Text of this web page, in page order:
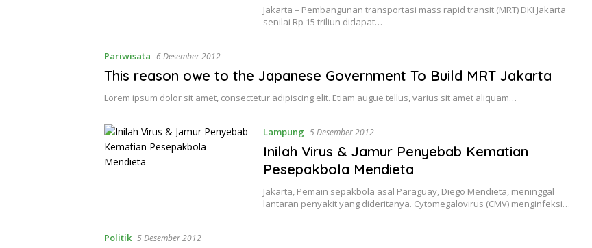
Jakarta – Pembangunan transportasi mass rapid transit (MRT) DKI Jakarta
senilai Rp 15 triliun didapat…
Pariwisata 6 Desember 2012
This reason owe to the Japanese Government To Build MRT Jakarta
Lorem ipsum dolor sit amet, consectetur adipiscing elit. Etiam augue tellus, varius sit amet aliquam…
Lampung 5 Desember 2012
Inilah Virus & Jamur Penyebab Kematian
Pesepakbola Mendieta
Jakarta, Pemain sepakbola asal Paraguay, Diego Mendieta, meninggal
lantaran penyakit yang dideritanya. Cytomegalovirus (CMV) menginfeksi…
Politik 5 Desember 2012